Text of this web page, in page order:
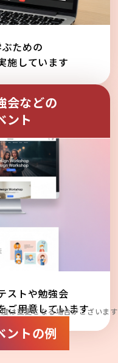
ための
施しています
会などの
ント
ストや勉強会
ご用意しています
は変更となる場合がございます
ントの例